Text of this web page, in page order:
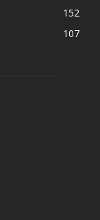
152
107